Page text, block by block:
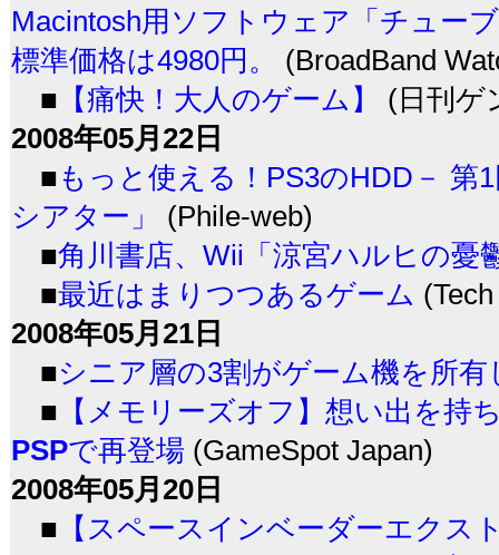
Macintosh用ソフトウェア「チュー
標準価格は4980円。
(BroadBand
■ 【痛快！大人のゲーム】
(日刊ゲ
2008年05月22日
■もっと使える！PS3のHDD－ 第
シアター」
(Phile-web)
■角川書店、Wii「涼宮ハルヒの憂
■最近はまりつつあるゲーム
2008年05月21日
■シニア層の3割がゲーム機を所
■ 【メモリーズオフ】想い出を持
PSPで再登場 (GameSpot Japan)
2008年05月20日
■ 【スペースインベーダーエクス